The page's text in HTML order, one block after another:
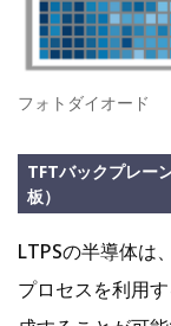
フォトダイオード
TFTバックプレー
板）
LTPSの半導体は
プロセスを利用